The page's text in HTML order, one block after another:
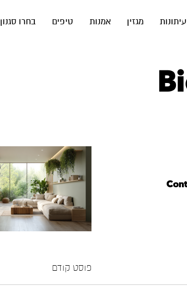
עיתונות מגזין אמנות טיפים
בחרו סגנון
פוסט קודם